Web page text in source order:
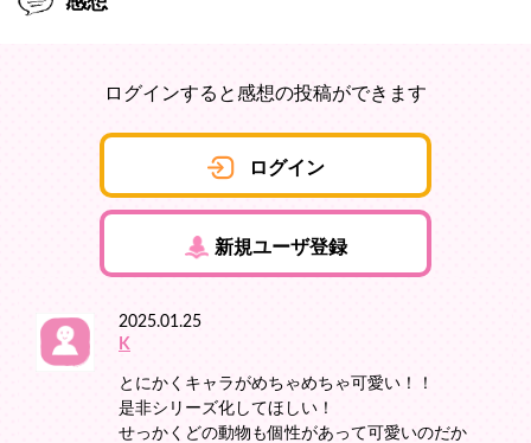
ログインすると感想の投稿ができます
ログイン
新規ユーザ登録
2025.01.25
K
とにかくキャラがめちゃめちゃ可愛い！！
是非シリーズ化してほしい！
せっかくどの動物も個性があって可愛いのだか